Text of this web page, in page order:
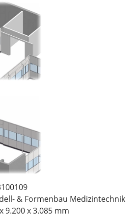
& Formenbau Medizintechnik
9.200 x 3.085 mm